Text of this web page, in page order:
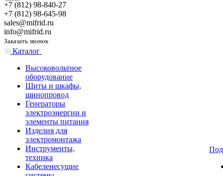
+7 (812) 98-840-27
+7 (812) 98-645-98
sales@mifrid.ru
info@mifrid.ru
Заказать звонок
Каталог
Высоковольтное
оборудование
Щиты и шкафы,
шинопровод
Генераторы
электроэнергии и
элементы питания
Изделия для
электромонтажа
Инструменты,
техника
Кабеленесущие